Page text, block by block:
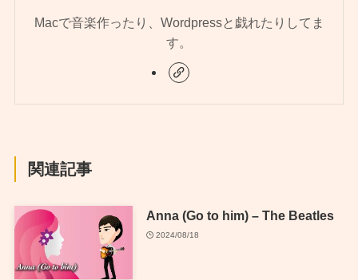
Macで音楽作ったり、Wordpressと戯れたりしてま
す。
関連記事
Anna (Go to him) – The Beatles
2024/08/18